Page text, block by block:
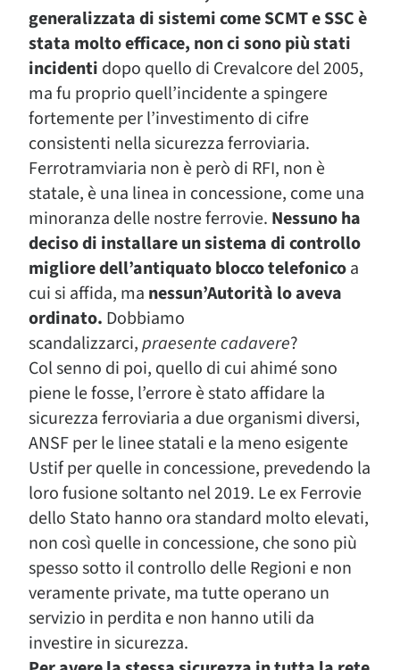
generalizzata di sistemi come SCMT e SSC è
stata molto efficace, non ci sono più stati
incidenti dopo quello di Crevalcore del 2005,
ma fu proprio quell’incidente a spingere
fortemente per l’investimento di cifre
consistenti nella sicurezza ferroviaria.
Ferrotramviaria non è però di RFI, non è
statale, è una linea in concessione, come una
minoranza delle nostre ferrovie. Nessuno ha
deciso di installare un sistema di controllo
migliore dell’antiquato blocco telefonicoa
cui si affida, ma nessun’Autorità lo aveva
ordinato. Dobbiamo
scandalizzarci,praesente cadavere?
Col senno di poi, quello di cui ahimé sono
piene le fosse, l’errore è stato affidare la
sicurezza ferroviaria a due organismi diversi,
ANSF per le linee statali e la meno esigente
Ustif per quelle in concessione, prevedendo la
loro fusione soltanto nel 2019. Le ex Ferrovie
dello Stato hanno ora standard molto elevati,
non così quelle in concessione, che sono più
spesso sotto il controllo delle Regioni e non
veramente private, ma tutte operano un
servizio in perdita e non hanno utili da
investire in sicurezza.